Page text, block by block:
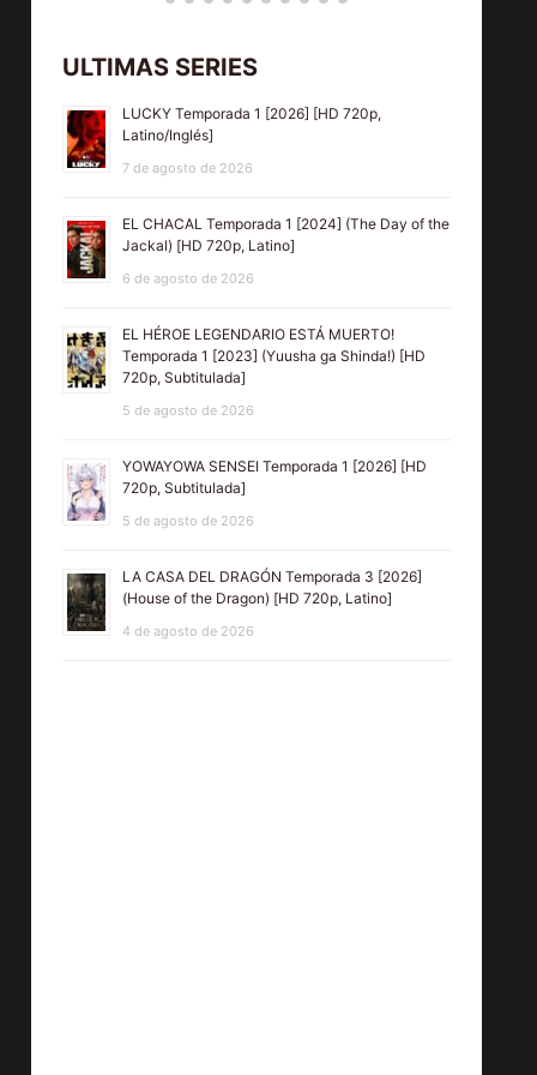
ESPECIAL
[2025] [HD
720p,
(Lionheart)
ULTIMAS SERIES
LUCKY Temporada 1 [2026] [HD 720p,
Latino/Inglés]
7 de agosto de 2026
EL CHACAL Temporada 1 [2024] (The Day of the
Jackal) [HD 720p, Latino]
6 de agosto de 2026
EL HÉROE LEGENDARIO ESTÁ MUERTO!
Temporada 1 [2023] (Yuusha ga Shinda!) [HD
720p, Subtitulada]
5 de agosto de 2026
YOWAYOWA SENSEI Temporada 1 [2026] [HD
720p, Subtitulada]
5 de agosto de 2026
LA CASA DEL DRAGÓN Temporada 3 [2026]
(House of the Dragon) [HD 720p, Latino]
4 de agosto de 2026